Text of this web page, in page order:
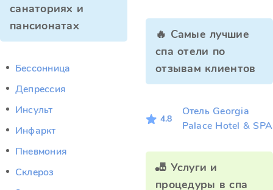
санаториях и
пансионатах
Бессонница
Депрессия
Инсульт
Инфаркт
Пневмония
Склероз
🔥 Самые лучшие
спа отели по
отзывам клиентов
4.8
Отель Georgia
Palace Hotel & SPA
🎳 Услуги и
процедуры в спа